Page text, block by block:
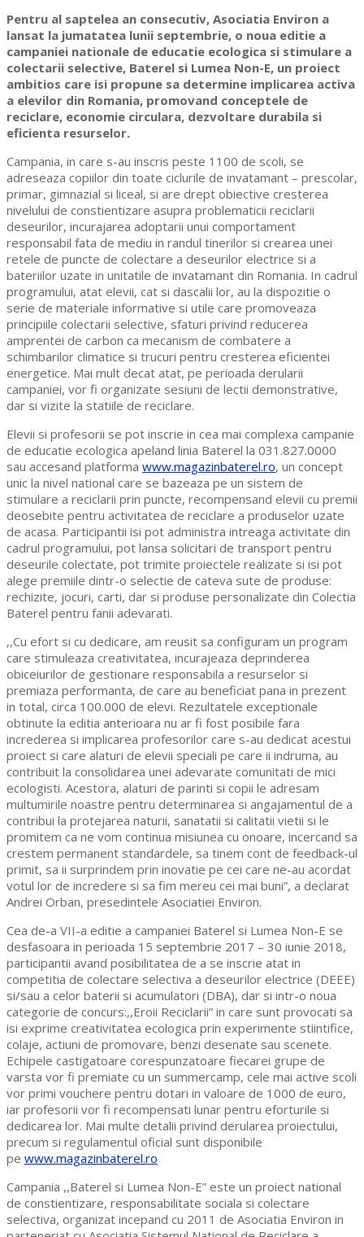
Pentru al saptelea an consecutiv, Asociatia Environ a
lansat la jumatatea lunii septembrie, o noua editie a
campaniei nationale de educatie ecologica si stimulare a
colectarii selective, Baterel si Lumea Non-E, un proiect
ambitios care isi propune sa determine implicarea activa
a elevilor din Romania, promovand conceptele de
reciclare, economie circulara, dezvoltare durabila si
eficienta resurselor.
Campania, in care s-au inscris peste 1100 de scoli, se
adreseaza copiilor din toate ciclurile de invatamant – prescolar,
primar, gimnazial si liceal, si are drept obiective cresterea
nivelului de constientizare asupra problematicii reciclarii
deseurilor, incurajarea adoptarii unui comportament
responsabil fata de mediu in randul tinerilor si crearea unei
retele de puncte de colectare a deseurilor electrice si a
bateriilor uzate in unitatile de invatamant din Romania. In cadrul
programului, atat elevii, cat si dascalii lor, au la dispozitie o
serie de materiale informative si utile care promoveaza
principiile colectarii selective, sfaturi privind reducerea
amprentei de carbon ca mecanism de combatere a
schimbarilor climatice si trucuri pentru cresterea eficientei
energetice. Mai mult decat atat, pe perioada derularii
campaniei, vor fi organizate sesiuni de lectii demonstrative,
dar si vizite la statiile de reciclare.
Elevii si profesorii se pot inscrie in cea mai complexa campanie
de educatie ecologica apeland linia Baterel la 031.827.0000
sau accesand platforma www.magazinbaterel.ro, un concept
unic la nivel national care se bazeaza pe un sistem de
stimulare a reciclarii prin puncte, recompensand elevii cu premii
deosebite pentru activitatea de reciclare a produselor uzate
de acasa. Participantii isi pot administra intreaga activitate din
cadrul programului, pot lansa solicitari de transport pentru
deseurile colectate, pot trimite proiectele realizate si isi pot
alege premiile dintr-o selectie de cateva sute de produse:
rechizite, jocuri, carti, dar si produse personalizate din Colectia
Baterel pentru fanii adevarati.
,,Cu efort si cu dedicare, am reusit sa configuram un program
care stimuleaza creativitatea, incurajeaza deprinderea
obiceiurilor de gestionare responsabila a resurselor si
premiaza performanta, de care au beneficiat pana in prezent
in total, circa 100.000 de elevi. Rezultatele exceptionale
obtinute la editia anterioara nu ar fi fost posibile fara
increderea si implicarea profesorilor care s-au dedicat acestui
proiect si care alaturi de elevii speciali pe care ii indruma, au
contribuit la consolidarea unei adevarate comunitati de mici
ecologisti. Acestora, alaturi de parinti si copii le adresam
multumirile noastre pentru determinarea si angajamentul de a
contribui la protejarea naturii, sanatatii si calitatii vietii si le
promitem ca ne vom continua misiunea cu onoare, incercand sa
crestem permanent standardele, sa tinem cont de feedback-ul
primit, sa ii surprindem prin inovatie pe cei care ne-au acordat
votul lor de incredere si sa fim mereu cei mai buni”, a declarat
Andrei Orban, presedintele Asociatiei Environ.
Cea de-a VII-a editie a campaniei Baterel si Lumea Non-E se
desfasoara in perioada 15 septembrie 2017 – 30 iunie 2018,
participantii avand posibilitatea de a se inscrie atat in
competitia de colectare selectiva a deseurilor electrice (DEEE)
si/sau a celor baterii si acumulatori (DBA), dar si intr-o noua
categorie de concurs:,,Eroii Reciclarii” in care sunt provocati sa
isi exprime creativitatea ecologica prin experimente stiintifice,
colaje, actiuni de promovare, benzi desenate sau scenete.
Echipele castigatoare corespunzatoare fiecarei grupe de
varsta vor fi premiate cu un summercamp, cele mai active scoli
vor primi vouchere pentru dotari in valoare de 1000 de euro,
iar profesorii vor fi recompensati lunar pentru eforturile si
dedicarea lor. Mai multe detalii privind derularea proiectului,
precum si regulamentul oficial sunt disponibile
pe www.magazinbaterel.ro
Campania ,,Baterel si Lumea Non-E” este un proiect national
de constientizare, responsabilitate sociala si colectare
selectiva, organizat incepand cu 2011 de Asociatia Environ in